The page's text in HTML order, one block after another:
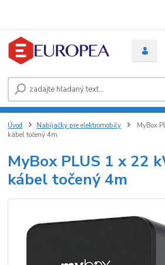
Úvod Nabíjačky pre elektromobily
MyBox
kábel točený 4m
MyBox PLUS 1 x 22
kábel točený 4m